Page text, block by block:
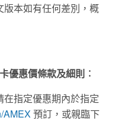
本如有任何差別，概
優惠價條款及細則︰
指定優惠期內於指定
AMEX預訂，或親臨下